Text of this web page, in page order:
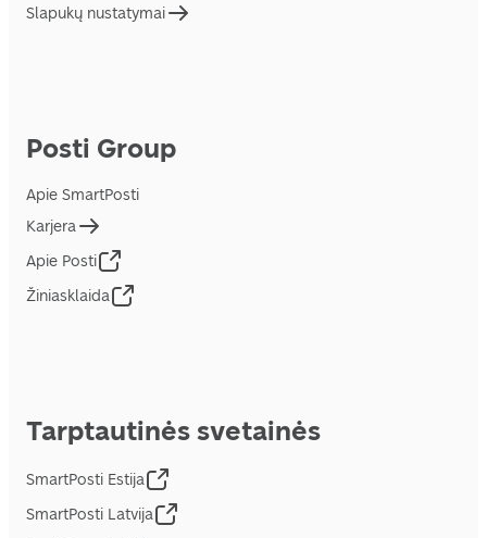
Slapukų nustatymai
Posti Group
Apie SmartPosti
Karjera
Apie Posti
Žiniasklaida
Tarptautinės svetainės
SmartPosti Estija
SmartPosti Latvija